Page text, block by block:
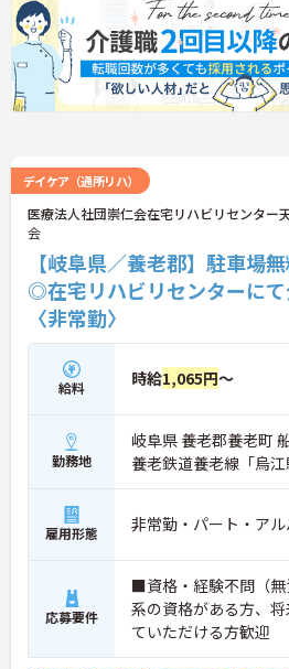
デイケア（通所リハ）
医療法人社団崇仁会在宅リハビリセンター
会
【岐阜県／養老郡】駐車場
◎在宅リハビリセンターにて
〈非常勤〉
給料 時給1,065円～
勤務地
岐阜県 養老郡養老町
養老鉄道養老線「烏
雇用形態 非常勤・パート・アル
応募要件
■資格・経験不問（
系の資格がある方、
ていただける方歓迎